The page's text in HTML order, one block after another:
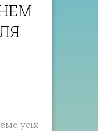
усіх